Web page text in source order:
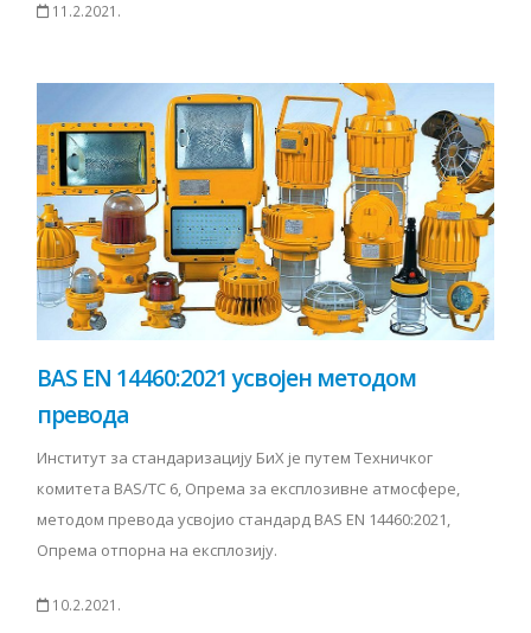
11.2.2021.
BAS EN 14460:2021 усвојен методом
превода
Институт за стандаризацију БиХ је путем Техничког
комитета BAS/TC 6, Опрема за експлозивне атмосфере,
методом превода усвојио стандард BAS EN 14460:2021,
Опрема отпорна на експлозију.
10.2.2021.